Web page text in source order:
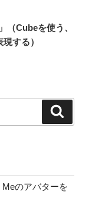
（Cubeを使う、
する）
Meのアバターを